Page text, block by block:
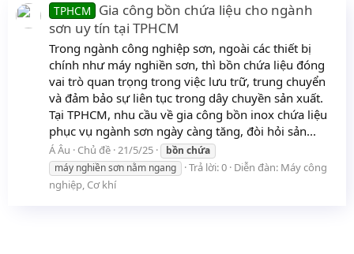
TPHCM
Gia công bồn chứa liệu cho ngành
sơn uy tín tại TPHCM
Trong ngành công nghiệp sơn, ngoài các thiết bị
chính như máy nghiền sơn, thì bồn chứa liệu đóng
vai trò quan trọng trong việc lưu trữ, trung chuyển
và đảm bảo sự liên tục trong dây chuyền sản xuất.
Tại TPHCM, nhu cầu về gia công bồn inox chứa liệu
phục vụ ngành sơn ngày càng tăng, đòi hỏi sản...
Á Âu Chủ đề 21/5/25 bồn chứa
máy nghiền sơn nằm ngang
Trả lời: 0 Diễn đàn: Máy công
nghiệp, Cơ khí